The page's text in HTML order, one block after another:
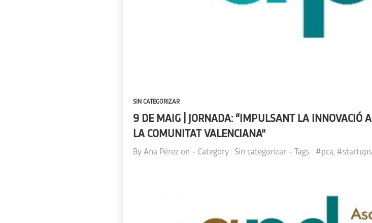
SIN CATEGORIZAR
9 DE MAIG | JORNADA: “IMPULSANT LA INNOVACIÓ A
LA COMUNITAT VALENCIANA”
By Ana Pérez on - Category : Sin categorizar - Tags : #pca #startups